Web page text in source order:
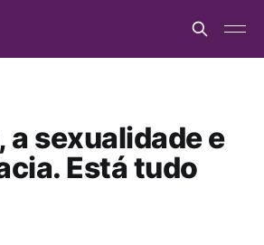
a sexualidade e
Está tudo